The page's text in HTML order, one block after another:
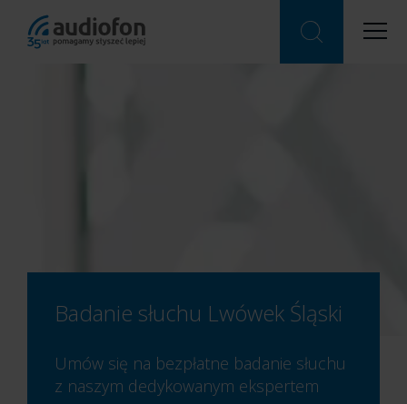
Badanie słuchu Lwówek Śląski
Umów się na bezpłatne badanie słuchu
z naszym dedykowanym ekspertem